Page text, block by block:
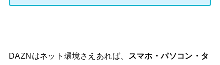
DAZNはネット環境さえあれば、
スマホ・パソコン・タ